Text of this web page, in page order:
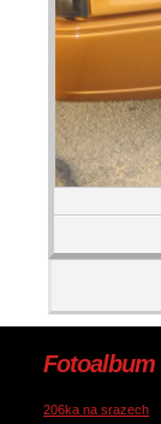
Fotoalbum
206ka na srazech